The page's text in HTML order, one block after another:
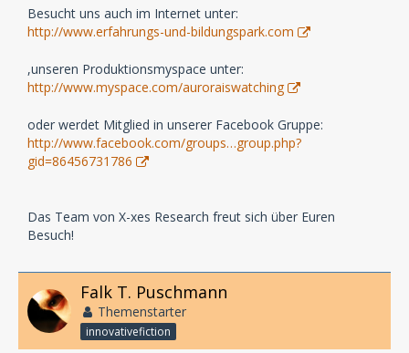
Besucht uns auch im Internet unter:
http://www.erfahrungs-und-bildungspark.com
,unseren Produktionsmyspace unter:
http://www.myspace.com/auroraiswatching
oder werdet Mitglied in unserer Facebook Gruppe:
http://www.facebook.com/groups…group.php?
gid=86456731786
Das Team von X-xes Research freut sich über Euren
Besuch!
Falk T. Puschmann
Themenstarter
innovativefiction